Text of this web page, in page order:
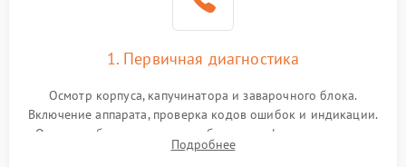
1. Первичная диагностика
Осмотр корпуса, капучинатора и заварочного блока.
Включение аппарата, проверка кодов ошибок и индикации.
Оценка работы помпы, термоблока и кофемолки на слух.
Измерение температуры и давления воды для выявления
Подробнее